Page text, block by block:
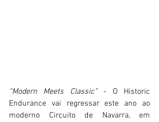
“Modern Meets Classic” - O Historic
Endurance vai regressar este ano ao
moderno Circuito de Navarra, em